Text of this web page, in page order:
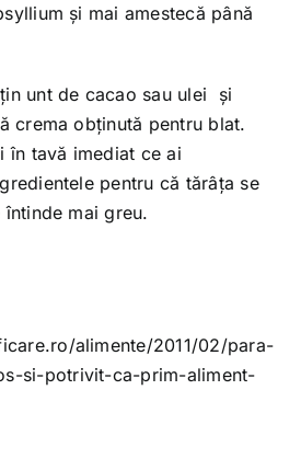
şi mai amestecă până
unt de cacao sau ulei şi
crema obţinută pentru blat.
în tavă imediat ce ai
pentru că tărâţa se
mai greu.
alimente/2011/02/para-
si-potrivit-ca-prim-aliment-